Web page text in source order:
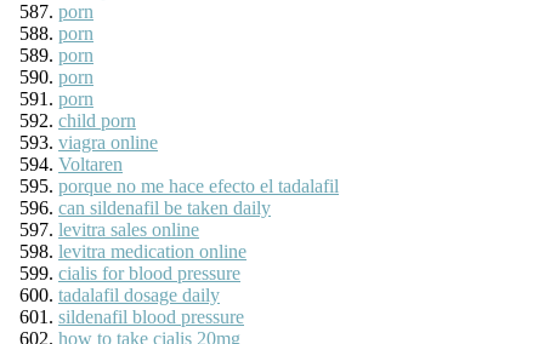
porn
porn
porn
porn
porn
child porn
viagra online
Voltaren
porque no me hace efecto el tadalafil
can sildenafil be taken daily
levitra sales online
levitra medication online
cialis for blood pressure
tadalafil dosage daily
sildenafil blood pressure
how to take cialis 20mg